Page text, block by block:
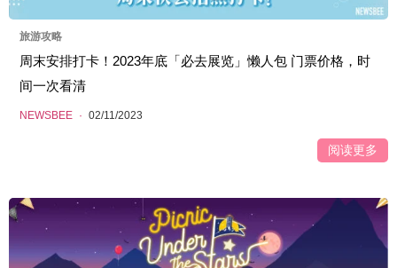
旅游攻略
周末安排打卡！2023年底「必去展览」懒人包 门票价格，时
间一次看清
NEWSBEE · 02/11/2023
阅读更多